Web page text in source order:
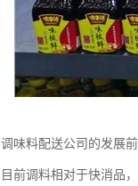
调味料配送公司的发展
目前调料相对于快消品